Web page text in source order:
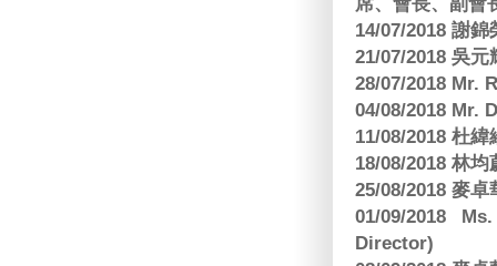
14/07/2018 謝
21/07/2018 吳元
28/07/2018 Mr.
04/08/2018 Mr.
11/08/2018 杜
18/08/2018 林
25/08/2018 麥
01/09/2018
Director)